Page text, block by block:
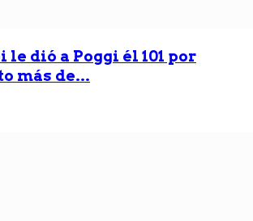
dió a Poggi él 101 por
más de...